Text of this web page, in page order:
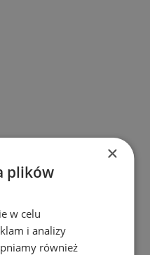
×
plików
w celu
i analizy
również